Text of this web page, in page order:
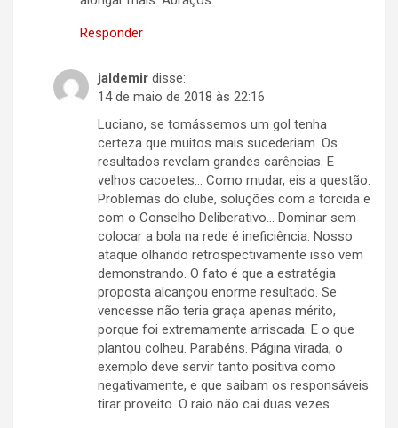
Responder
jaldemir disse:
14 de maio de 2018 às 22:16
Luciano, se tomássemos um gol tenha
certeza que muitos mais sucederiam. Os
resultados revelam grandes carências. E
velhos cacoetes… Como mudar, eis a questão.
Problemas do clube, soluções com a torcida e
com o Conselho Deliberativo… Dominar sem
colocar a bola na rede é ineficiência. Nosso
ataque olhando retrospectivamente isso vem
demonstrando. O fato é que a estratégia
proposta alcançou enorme resultado. Se
vencesse não teria graça apenas mérito,
porque foi extremamente arriscada. E o que
plantou colheu. Parabéns. Página virada, o
exemplo deve servir tanto positiva como
negativamente, e que saibam os responsáveis
tirar proveito. O raio não cai duas vezes…